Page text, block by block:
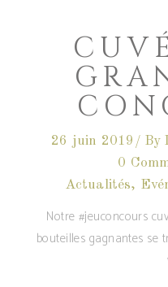
26 juin 2019 By
0
Actualités,
Notre #jeuconcours
bouteilles gagnantes se